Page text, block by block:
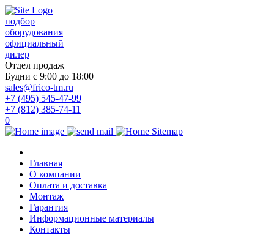
подбор
оборудования
официальный
дилер
Отдел продаж
Будни с 9:00 до 18:00
sales@frico-tm.ru
+7 (495) 545-47-99
+7 (812) 385-74-11
0
Главная
О компании
Оплата и доставка
Монтаж
Гарантия
Информационные материалы
Контакты